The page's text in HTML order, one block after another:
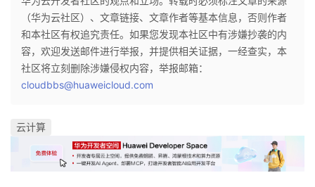
（华为云社区）、文章链接、文章作者等基本信息，否则作者
和本社区有权追究责任。如果您发现本社区中有涉嫌抄袭的内
容，欢迎发送邮件进行举报，并提供相关证据，一经查实，本
社区将立刻删除涉嫌侵权内容，举报邮箱：
cloudbbs@huaweicloud.com
云计算